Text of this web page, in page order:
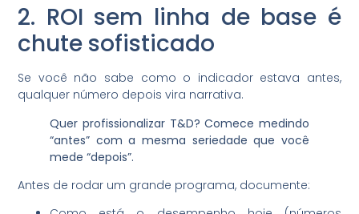
2. ROI sem linha de base é
chute sofisticado
Se você não sabe como o indicador estava antes,
qualquer número depois vira narrativa.
Quer profissionalizar T&D? Comece medindo
“antes” com a mesma seriedade que você
mede “depois”.
Antes de rodar um grande programa, documente: